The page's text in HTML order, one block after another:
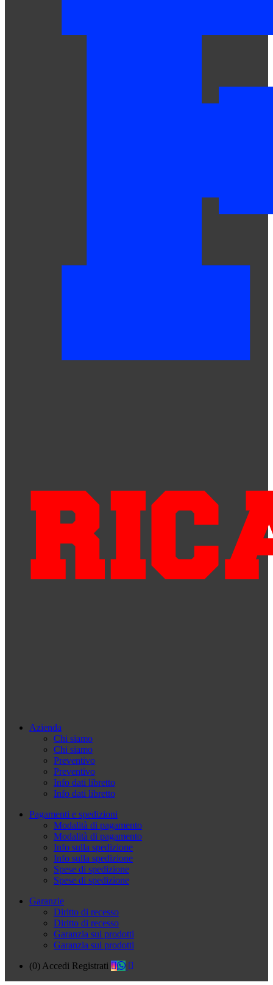
Azienda
Chi siamo
Chi siamo
Preventivo
Preventivo
Info dati libretto
Info dati libretto
Pagamenti e spedizioni
Modalità di pagamento
Modalità di pagamento
Info sulla spedizione
Info sulla spedizione
Spese di spedizione
Spese di spedizione
Garanzie
Diritto di recesso
Diritto di recesso
Garanzia sui prodotti
Garanzia sui prodotti
(0) Accedi Registrati